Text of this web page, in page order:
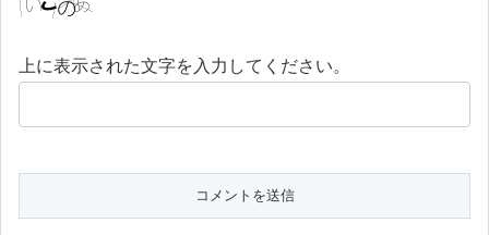
上に表示された文字を入力してください。